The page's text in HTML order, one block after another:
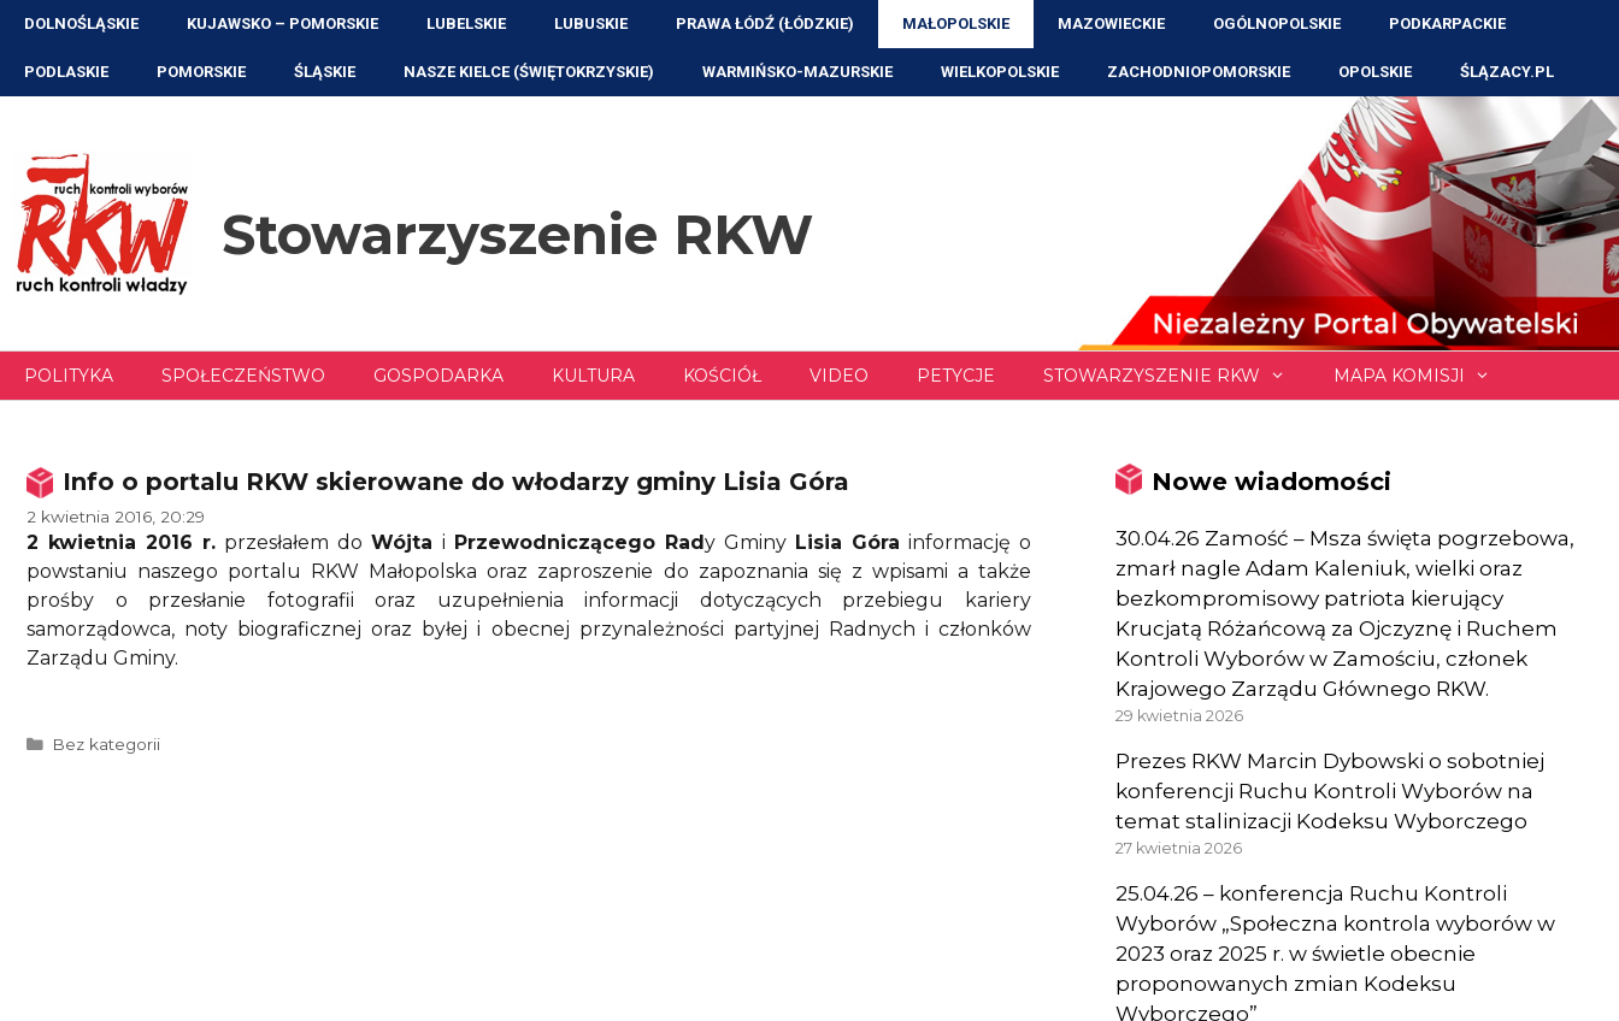
Przejdź
treści
DOLNOŚLĄSKIE KUJAWSKO – POMORSKIE LUBELSKIE LUBUSKIE PRAWA ŁÓDŹ (ŁÓDZKIE) MAŁOPOLSKIE MAZOWIECKIE OGÓLNOPOLSKIE PODKARPACKIE
PODLASKIE POMORSKIE ŚLĄSKIE NASZE KIELCE (ŚWIĘTOKRZYSKIE) WARMIŃSKO-MAZURSKIE WIELKOPOLSKIE ZACHODNIOPOMORSKIE OPOLSKIE ŚLĄZACY.PL
Stowarzyszenie RKW
POLITYKA SPOŁECZEŃSTWO GOSPODARKA KULTURA KOŚCIÓŁ VIDEO PETYCJE STOWARZYSZENIE RKW MAPA KOMISJI
Info o portalu RKW skierowane do włodarzy gminy Lisia Góra
2 kwietnia 2016, 20:29
2 kwietnia 2016 r. przesłałem doWójta i Przewodniczącego Rady Gminy Lisia Góra informację o
powstaniu naszego portalu RKW Małopolska oraz zaproszenie do zapoznania się z wpisami a także
prośby o przesłanie fotografii oraz uzupełnienia informacji dotyczących przebiegu kariery
samorządowca, noty biograficznej oraz byłej i obecnej przynależności partyjnej Radnych i członków
Zarządu Gminy.
Kategorie
Bez kategorii
Nowe wiadomości
30.04.26 Zamość – Msza święta pogrzebowa,
zmarł nagle Adam Kaleniuk, wielki oraz
bezkompromisowy patriota kierujący
Krucjatą Różańcową za Ojczyznę i Ruchem
Kontroli Wyborów w Zamościu, członek
Krajowego Zarządu Głównego RKW.
29 kwietnia 2026
Prezes RKW Marcin Dybowski o sobotniej
konferencji Ruchu Kontroli Wyborów na
temat stalinizacji Kodeksu Wyborczego
27 kwietnia 2026
25.04.26 – konferencja Ruchu Kontroli
Wyborów „Społeczna kontrola wyborów w
2023 oraz 2025 r. w świetle obecnie
proponowanych zmian Kodeksu
Wyborczego”